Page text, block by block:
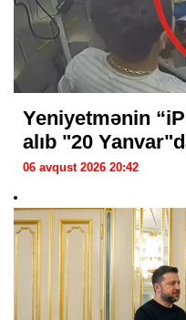
Yeniyetmənin
alıb "20
06 avqust 2026 20:42